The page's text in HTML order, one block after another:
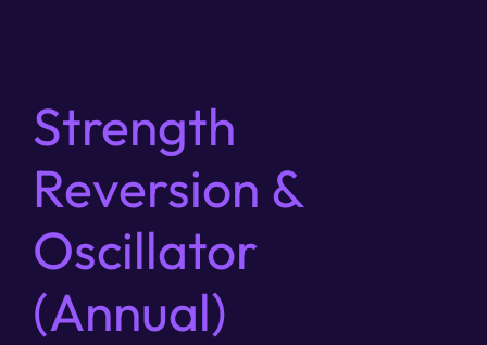
Strength
Reversion &
Oscillator
(Annual)